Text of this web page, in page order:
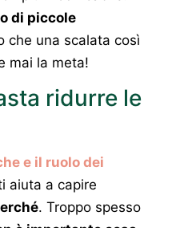
di piccole
che una scalata così
mai la meta!
ridurre le
e il ruolo dei
aiuta a capire
. Troppo spesso